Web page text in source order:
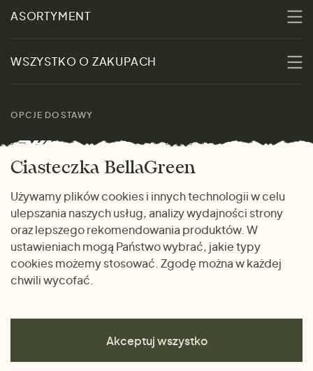
O nas
Zrównoważoność
Skontaktuj się z nami
Marki
ASORTYMENT
Promocje
Kobiety
Mężczyźni
Dom i wnętrze
Prezenty
WSZYSTKO O ZAKUPACH
rozmiarach
Zwrot towaru
Dlaczego warto kupować
u nas
OPCJE DOSTAWY
METODY PŁATNOŚCI
Ciasteczka BellaGreen
Używamy plików cookies i innych technologii w celu
ulepszania naszych usług, analizy wydajności strony
oraz lepszego rekomendowania produktów. W
ustawieniach mogą Państwo wybrać, jakie typy
cookies możemy stosować. Zgodę można w każdej
chwili wycofać.
Akceptuj wszystko